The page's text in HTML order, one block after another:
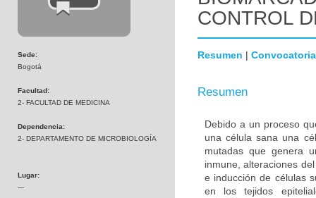
Sede:
Bogotá
Facultad:
2- FACULTAD DE MEDICINA
Dependencia:
2- DEPARTAMENTO DE MICROBIOLOGÍA
Lugar:
---
CONTROL
Resumen | Convocatoria
Resumen
Debido a un proceso
una célula sana una
mutadas que genera
inmune, alteraciones
e inducción de células
en los tejidos